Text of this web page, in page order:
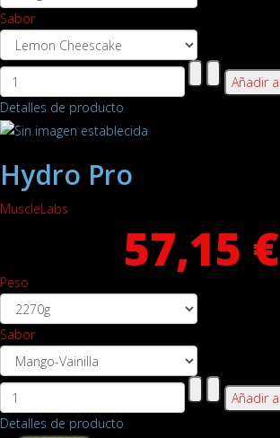
Sabor
Detalles de producto
Hydro Pro
MuscleLabs
57,15 €
Peso
Sabor
Detalles de producto